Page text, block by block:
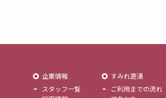
企業情報
スタッフ一覧
すみれ遊湧
ご利用までの流れ